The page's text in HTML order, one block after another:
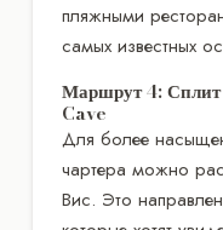
пляжными
самых известных
Маршрут 4:
Cave
Для более
чартера можно
Вис. Это